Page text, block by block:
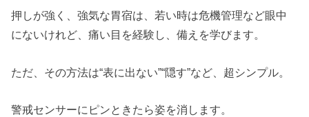
押しが強く、強気な胃宿は、若い時は危機管理など眼中
にないけれど、痛い目を経験し、備えを学びます。
ただ、その方法は“表に出ない”“隠す”など、超シンプル。
警戒センサーにピンときたら姿を消します。